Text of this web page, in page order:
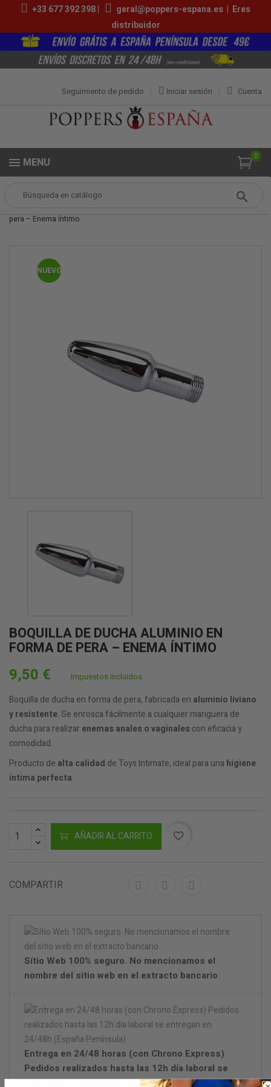
+33 677 392 398 | geral@poppers-espana.es | Eres
distribuidor
Cuenta
Iniciar sesión
Seguimiento de pedido
0
MENU
Accesórios Poppers
Boquilla de ducha aluminio en forma de
pera – Enema íntimo
NUEVO
BOQUILLA DE DUCHA ALUMINIO EN
FORMA DE PERA – ENEMA ÍNTIMO
9,50 € Impuestos incluidos
Boquilla de ducha en forma de pera, fabricada en aluminio liviano
y resistente. Se enrosca fácilmente a cualquier manguera de
ducha para realizar enemas anales o vaginalescon eficacia y
comodidad.
Producto de alta calidad de Toys Intimate, ideal para una higiene
íntima perfecta.
AÑADIR AL CARRITO favorite_border
COMPARTIR
Sítio Web 100% seguro. No mencionamos el
nombre del sitio web en el extracto bancario
Entrega en 24/48 horas (con Chrono Express)
Pedidos realizados hasta las 12h día laboral se
entregan en 24/48h (España Península)